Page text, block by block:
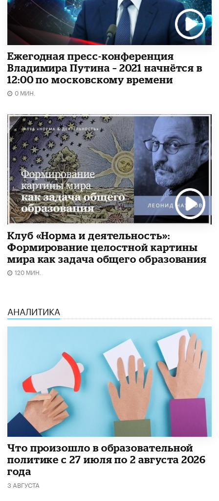
Ежегодная пресс-конференция
Владимира Путина – 2021 начнётся в
12:00 по московскому времени
0 МИН.
Клуб «Норма и деятельность»:
Формирование целостной картины
мира как задача общего образования
120 МИН.
АНАЛИТИКА
​Что произошло в образовательной
политике с 27 июля по 2 августа 2026
года
3 АВГУСТА